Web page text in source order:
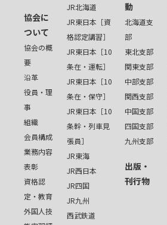
協会に
ついて
協会の概
要
沿革
役員・理
事
組織
会員構成
業務内容
表彰
資格認
定・教育
外国人技
JR北海道
JR東日本［資
格認定講習］
JR東日本［10
条在・運転］
JR東日本［10
条在・保守］
JR東日本［10
条幹・列車見
張員］
JR東海
JR西日本
JR四国
JR九州
西武鉄道
動
北海道支
部
東北支部
関東支部
中部支部
関西支部
中国支部
四国支部
九州支部
出版・
刊行物